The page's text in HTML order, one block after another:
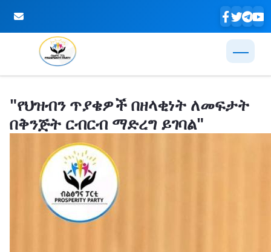
"የህዝብን ጥያቄዎች በዘላቂነት ለመፍታት
በቅንጅት ርብርብ ማድረግ ይገባል"